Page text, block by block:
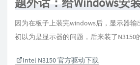
因为在板子上装完windows后，显示器输
初以为是显示器的问题，后来装了N3150
Intel N3150 官方驱动下载